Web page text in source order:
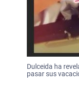
Dulceida ha
pasar sus